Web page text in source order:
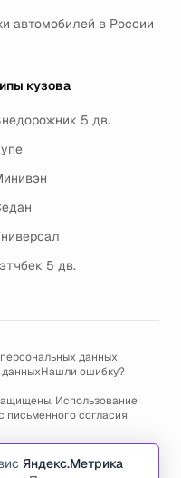
автомобилей в России
кузова
5 дв.
5 дв.
данных
Нашли ошибку?
Использование
письменного согласия
cookies и
.
Яндекс.Метрика